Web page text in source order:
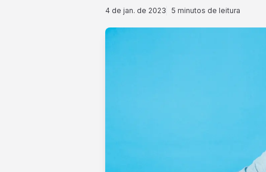
4 de jan. de 2023 5 minutos de leitura